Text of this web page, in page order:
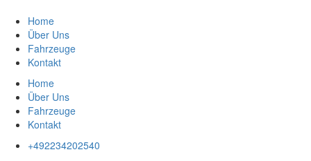
Inhalt
springen
Home
Über Uns
Fahrzeuge
Kontakt
Home
Über Uns
Fahrzeuge
Kontakt
+492234202540